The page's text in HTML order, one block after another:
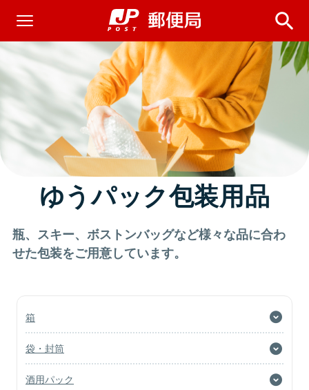
ゆうパック包装用品
瓶、スキー、ボストンバッグなど様々な品に合わ
せた包装をご用意しています。
箱
袋・封筒
酒用パック